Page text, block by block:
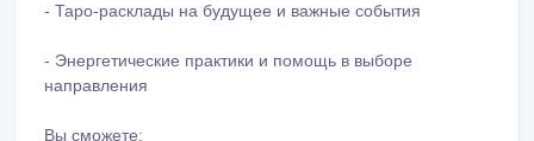
- Таро-расклады на будущее и важные события
- Энергетические практики и помощь в выборе
направления
Вы сможете: